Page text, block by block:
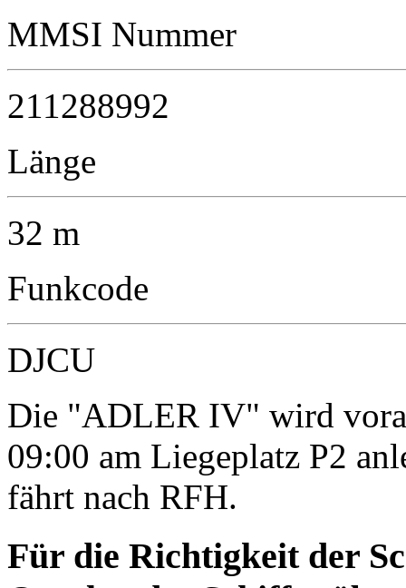
MMSI Nummer
211288992
Länge
32 m
Funkcode
DJCU
Die "ADLER IV" wird
09:00 am Liegeplatz P2
fährt nach RFH.
Für die Richtigkeit der